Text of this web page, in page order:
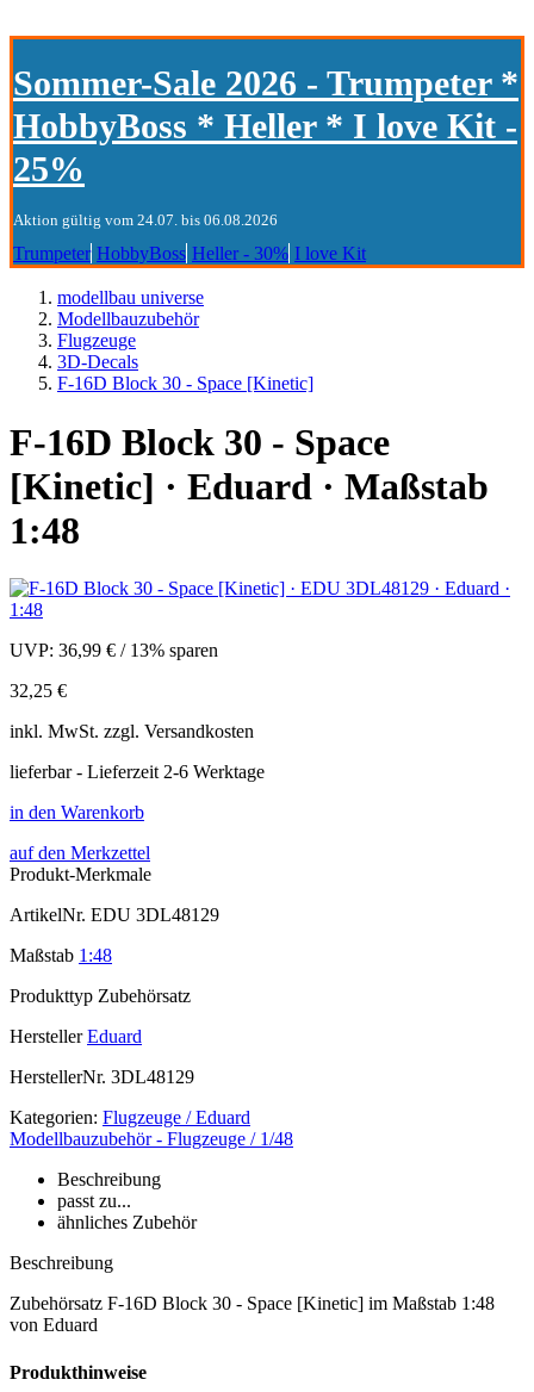
Sommer-Sale 2026 - Trumpeter *
HobbyBoss * Heller * I love Kit -
25%
Aktion gültig vom 24.07. bis 06.08.2026
Trumpeter HobbyBoss Heller - 30% I love Kit
modellbau universe
Modellbauzubehör
Flugzeuge
3D-Decals
F-16D Block 30 - Space [Kinetic]
F-16D Block 30 - Space
[Kinetic] · Eduard · Maßstab
1:48
UVP: 36,99 € / 13% sparen
32,25 €
inkl. MwSt. zzgl. Versandkosten
lieferbar - Lieferzeit 2-6 Werktage
in den Warenkorb
auf den Merkzettel
Produkt-Merkmale
ArtikelNr. EDU 3DL48129
Maßstab 1:48
Produkttyp Zubehörsatz
Hersteller Eduard
HerstellerNr. 3DL48129
Kategorien: Flugzeuge / Eduard
Modellbauzubehör - Flugzeuge / 1/48
Beschreibung
passt zu...
ähnliches Zubehör
Beschreibung
Zubehörsatz F-16D Block 30 - Space [Kinetic] im Maßstab 1:48
von Eduard
Produkthinweise